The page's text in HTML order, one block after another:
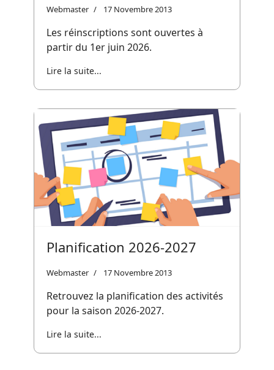
Webmaster 17 Novembre 2013
Les réinscriptions sont ouvertes à
partir du 1er juin 2026.
Lire la suite...
Planification 2026-2027
Webmaster 17 Novembre 2013
Retrouvez la planification des activités
pour la saison 2026-2027.
Lire la suite...